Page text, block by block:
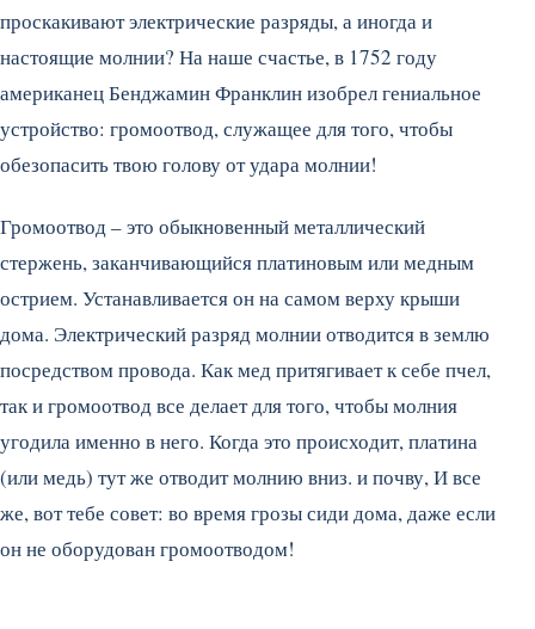
проскакивают электрические разряды, а иногда и
настоящие молнии? На наше счастье, в 1752 году
американец Бенджамин Франклин изобрел гениальное
устройство: громоотвод, служащее для того, чтобы
обезопасить твою голову от удара молнии!
Громоотвод – это обыкновенный металлический
стержень, заканчивающийся платиновым или медным
острием. Устанавливается он на самом верху крыши
дома. Электрический разряд молнии отводится в землю
посредством провода. Как мед притягивает к себе пчел,
так и громоотвод все делает для того, чтобы молния
угодила именно в него. Когда это происходит, платина
(или медь) тут же отводит молнию вниз. и почву, И все
же, вот тебе совет: во время грозы сиди дома, даже если
он не оборудован громоотводом!